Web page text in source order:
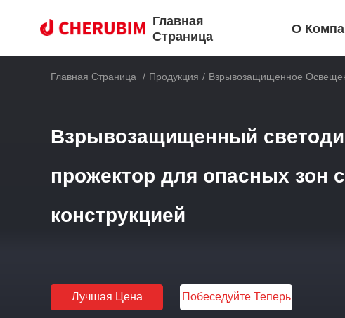
Главная
Страница
О
Главная Страница / Продукция / Взрывозащищенное
Взрывозащищенный
прожектор для опасных зон
конструкцией
Лучшая Цена Побеседуйте Теперь